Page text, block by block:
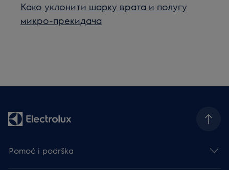
Како уклонити шарку врата и полугу
микро-прекидача
Pomoć i podrška